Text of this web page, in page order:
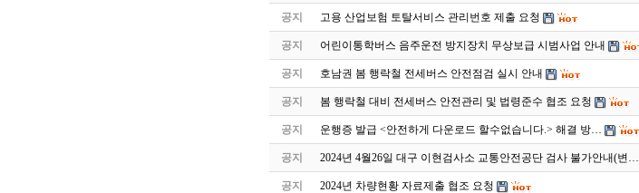
공지 고용 산업보험 토탈서비스 관리번호 제출 요청
공지 어린이통학버스 음주운전 방지장치 무상보급 시범사업 안내
공지 호남권 봄 행락철 전세버스 안전점검 실시 안내
공지 봄 행락철 대비 전세버스 안전관리 및 법령준수 협조 요청
공지 운행증 발급 <안전하게 다운로드 할수없습니다.> 해결 방…
공지 2024년 4월26일 대구 이현검사소 교통안전공단 검사 불가안내(변…
공지 2024년 차량현황 자료제출 협조 요청